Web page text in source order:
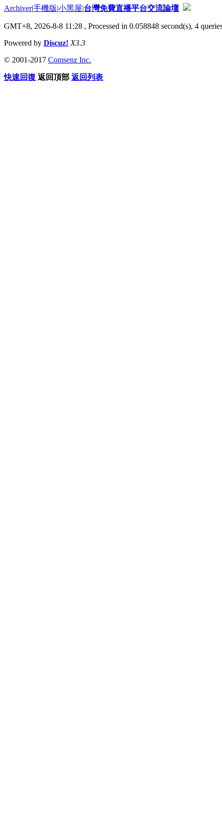
Archiver|手機版|小黑屋|台灣免費直播平台交流論壇
GMT+8, 2026-8-8 11:28 , Processed in 0.058848 second(s), 4
Powered by Discuz! X3.3
© 2001-2017 Comsenz Inc.
快速回復 返回頂部 返回列表